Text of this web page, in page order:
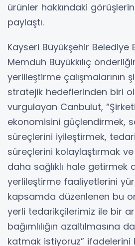
ürünler hakkındaki
paylaştı.
Kayseri Büyükşehir Belediye
Memduh Büyükkılıç
yerlileştirme çalışmalarının
stratejik hedeflerinden biri
vurgulayan Canbulut,
ekonomisini güçlendirmek,
süreçlerini iyileştirmek,
süreçlerini kolaylaştırmak
daha sağlıklı hale getirmek
yerlileştirme faaliyetlerini
kapsamda düzenlenen bu
yerli tedarikçilerimiz ile bir
bağımlılığın azaltılmasına
katmak istiyoruz” ifadelerini